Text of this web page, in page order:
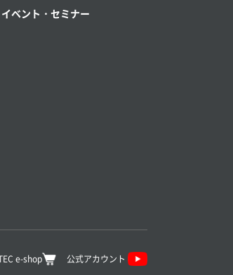
イベント・セミナー
e-shop
公式アカウント